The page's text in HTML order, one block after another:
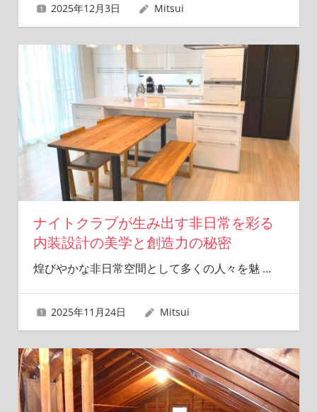
2025年12月3日 Mitsui
ナイトクラブが生み出す非日常を彩る
内装設計の美学と創造力の秘密
煌びやかな非日常空間として多くの人々を魅 …
2025年11月24日 Mitsui